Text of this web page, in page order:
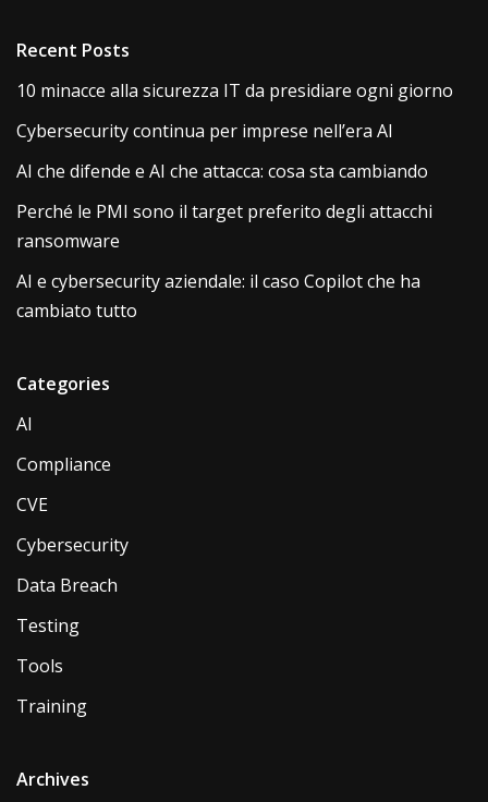
Recent Posts
10 minacce alla sicurezza IT da presidiare ogni giorno
Cybersecurity continua per imprese nell’era AI
AI che difende e AI che attacca: cosa sta cambiando
Perché le PMI sono il target preferito degli attacchi
ransomware
AI e cybersecurity aziendale: il caso Copilot che ha
cambiato tutto
Categories
AI
Compliance
CVE
Cybersecurity
Data Breach
Testing
Tools
Training
Archives